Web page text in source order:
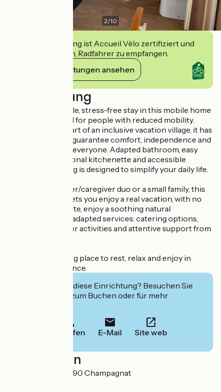
2/10
Diese Einrichtung ist Accueil Vélo zertifiziert und
verpflichtet sich, Radfahrer zu empfangen.
Ihre Verpflichtungen ansehen
Beschreibung
Enjoy an accessible, stress-free stay in this mobile home
specially designed for people with reduced mobility.
Located at the heart of an inclusive vacation village, it has
been designed to guarantee comfort, independence and
peace of mind for everyone. Adapted bathroom, easy
circulation, functional kitchenette and accessible
terrace: everything is designed to simplify your daily life.
Ideal for a caregiver/caregiver duo or a small family, this
accommodation lets you enjoy a real vacation, with no
constraints. On-site, enjoy a soothing natural
environment and adapted services: catering options,
accessible outdoor activities and attentive support from
A warm, welcoming place to rest, relax and enjoy in
complete confidence.
Interessiert Sie diese Einrichtung? Besuchen Sie
deren Website zum Buchen oder für mehr
Anrufen E-Mail Site web
Localisation
2 La Jonchère 23190 Champagnat